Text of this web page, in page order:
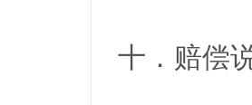
十．赔偿